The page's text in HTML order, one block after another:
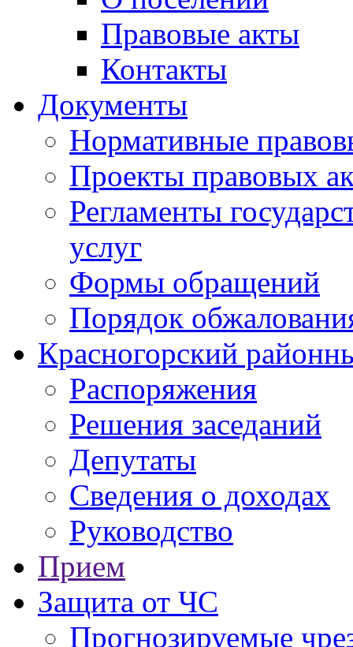
Правовые акты
Контакты
Документы
Нормативные
Проекты правовых
Регламенты
услуг
Формы обращений
Порядок
Красногорский
Распоряжения
Решения заседаний
Депутаты
Сведения о доходах
Руководство
Прием
Защита от ЧС
Прогнозируемые